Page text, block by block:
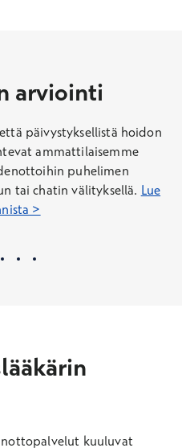
arviointi
päivystyksellistä hoidon
ammattilaisemme
puhelimen
tai chatin välityksellä. Lue
>
kuuluvat